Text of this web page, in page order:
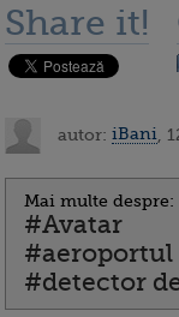
Share it!
autor: iBani ,
Mai multe despre:
#Avatar
#aeroportul
#detector